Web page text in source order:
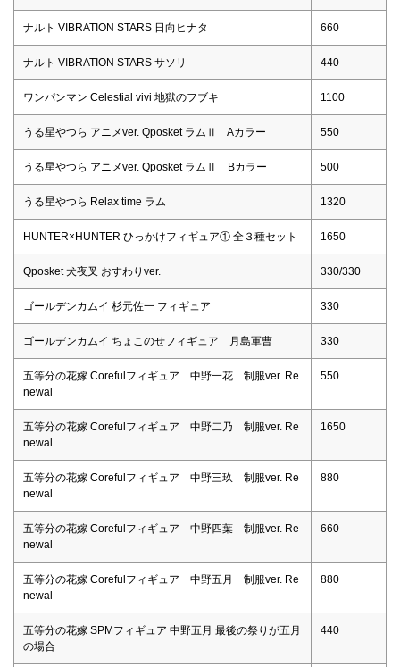
ナルト VIBRATION STARS 日向ヒナタ 660
ナルト VIBRATION STARS サソリ 440
ワンパンマン Celestial vivi 地獄のフブキ 1100
うる星やつら アニメver. Qposket ラムⅡ Aカラー 550
うる星やつら アニメver. Qposket ラムⅡ Bカラー 500
うる星やつら Relax time ラム 1320
HUNTER×HUNTER ひっかけフィギュア① 全３種セット 1650
Qposket 犬夜叉 おすわりver. 330/330
ゴールデンカムイ 杉元佐一 フィギュア 330
ゴールデンカムイ ちょこのせフィギュア 月島軍曹 330
五等分の花嫁 Corefulフィギュア 中野一花 制服ver. Re
newal
550
五等分の花嫁 Corefulフィギュア 中野二乃 制服ver. Re
newal
1650
五等分の花嫁 Corefulフィギュア 中野三玖 制服ver. Re
newal
880
五等分の花嫁 Corefulフィギュア 中野四葉 制服ver. Re
newal
660
五等分の花嫁 Corefulフィギュア 中野五月 制服ver. Re
newal
880
五等分の花嫁 SPMフィギュア 中野五月 最後の祭りが五月
の場合
440